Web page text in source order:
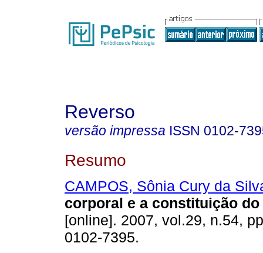
Reverso
versão impressa ISSN 0102-
Resumo
CAMPOS, Sônia Cury da
corporal e a constituição do
[online]. 2007, vol.29, n.54,
0102-7395.